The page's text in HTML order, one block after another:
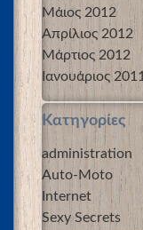
Μάιος 2012
Απρίλιος 2012
Μάρτιος 2012
Ιανουάριος 2011
Kατηγορίες
administration
Auto-Moto
Internet
Sexy Secrets